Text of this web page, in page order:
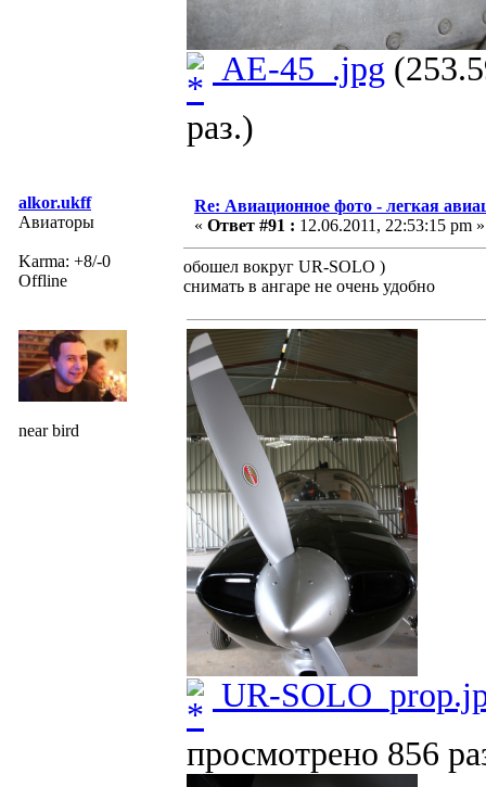
AE-45_.jpg
раз.)
alkor.ukff
Авиаторы
Karma: +8/-0
Offline
near bird
Re: Авиационное фото - легкая
« Ответ #91 : 12.06.2011, 22:53:15 pm »
обошел вокруг UR-SOLO )
снимать в ангаре не очень удобно
UR-
просмотрено 856